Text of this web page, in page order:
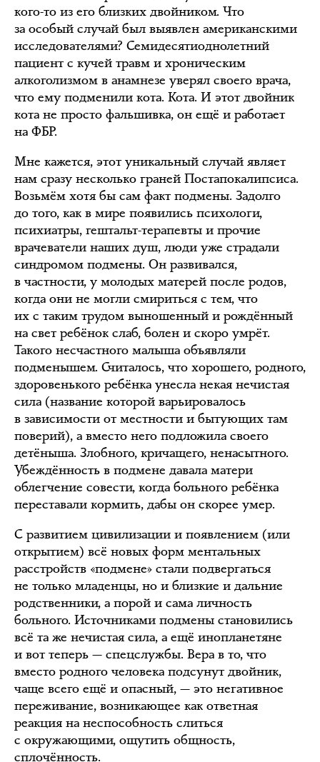
кого-то из его близких двойником. Что
за особый случай был выявлен американскими
исследователями? Семидесятиоднолетний
пациент с кучей травм и хроническим
алкоголизмом в анамнезе уверял своего врача,
что ему подменили кота. Кота. И этот двойник
кота не просто фальшивка, он ещё и работает
на ФБР.
Мне кажется, этот уникальный случай являет
нам сразу несколько граней Постапокалипсиса.
Возьмём хотя бы сам факт подмены. Задолго
до того, как в мире появились психологи,
психиатры, гештальт-терапевты и прочие
врачеватели наших душ, люди уже страдали
синдромом подмены. Он развивался,
в частности, у молодых матерей после родов,
когда они не могли смириться с тем, что
их с таким трудом выношенный и рождённый
на свет ребёнок слаб, болен и скоро умрёт.
Такого несчастного малыша объявляли
подменышем. Считалось, что хорошего, родного,
здоровенького ребёнка унесла некая нечистая
сила (название которой варьировалось
в зависимости от местности и бытующих там
поверий), а вместо него подложила своего
детёныша. Злобного, кричащего, ненасытного.
Убеждённость в подмене давала матери
облегчение совести, когда больного ребёнка
переставали кормить, дабы он скорее умер.
С развитием цивилизации и появлением (или
открытием) всё новых форм ментальных
расстройств «подмене» стали подвергаться
не только младенцы, но и близкие и дальние
родственники, а порой и сама личность
больного. Источниками подмены становились
всё та же нечистая сила, а ещё инопланетяне
и вот теперь — спецслужбы. Вера в то, что
вместо родного человека подсунут двойник,
чаще всего ещё и опасный, — это негативное
переживание, возникающее как ответная
реакция на неспособность слиться
с окружающими, ощутить общность,
сплочённость.